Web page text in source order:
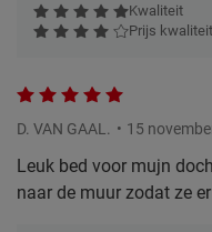
Kwaliteit
Prijs
D. VAN GAAL. 15
Leuk bed voor mujn
naar de muur zodat ze